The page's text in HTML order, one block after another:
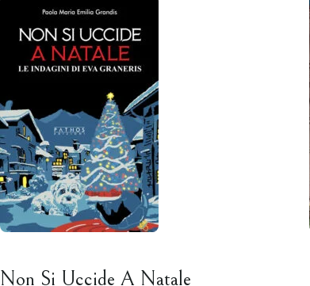
Non Si Uccide A Natale